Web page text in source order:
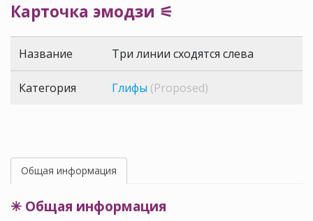
Карточка эмодзи ⚟
Название Три линии сходятся слева
Категория Глифы (Proposed)
Общая информация
✳ Общая информация